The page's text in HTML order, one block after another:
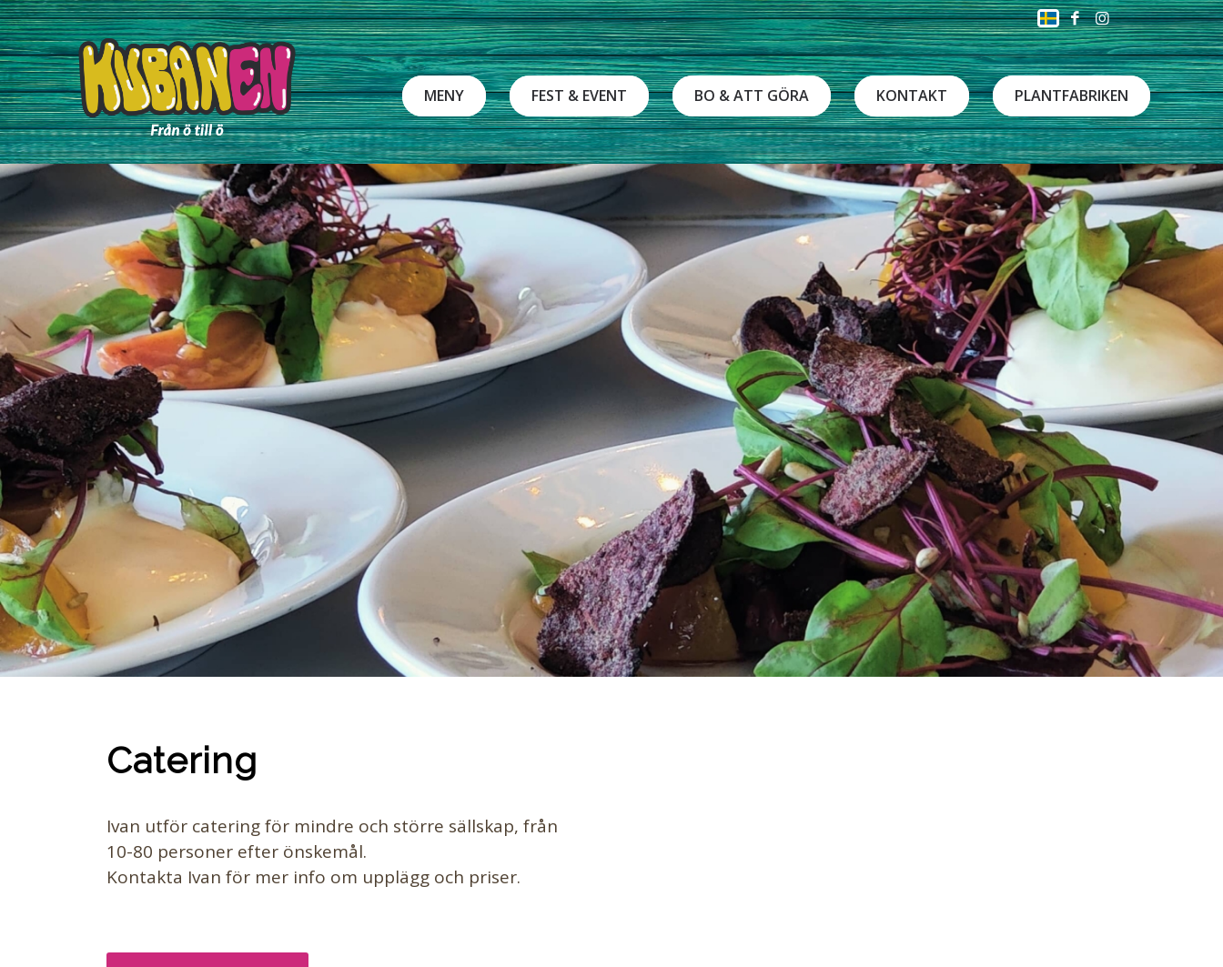
MENY FEST & EVENT BO & ATT GÖRA KONTAKT PLANTFABRIKEN
Catering
Ivan utför catering för mindre och större sällskap, från
10-80 personer efter önskemål.
Kontakta Ivan för mer info om upplägg och priser.